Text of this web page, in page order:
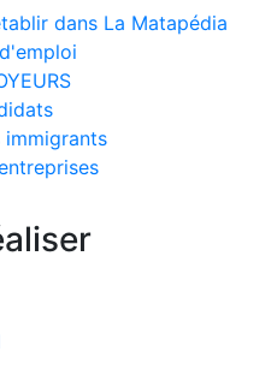
dans La Matapédia
immigrants